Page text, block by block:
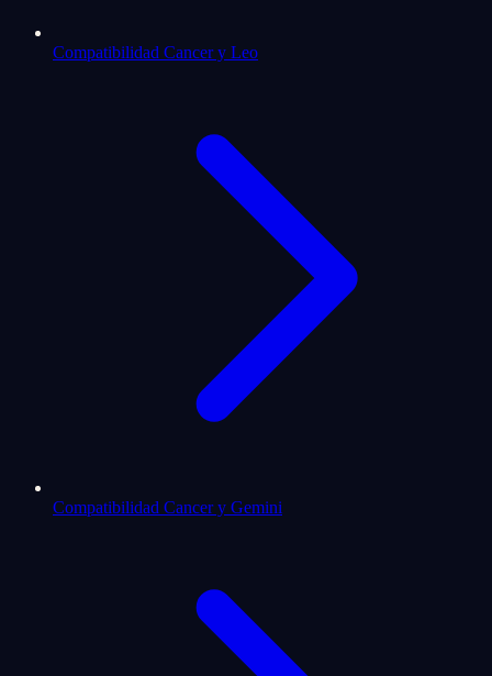
Compatibilidad Cancer y Leo
Compatibilidad Cancer y Gemini